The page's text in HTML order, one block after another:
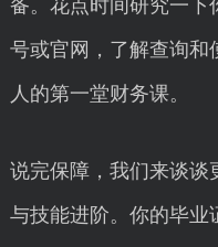
备。花点时间研究一下
号或官网，了解查询和
人的第一堂财务课。
说完保障，我们来谈谈
与技能进阶。你的毕业